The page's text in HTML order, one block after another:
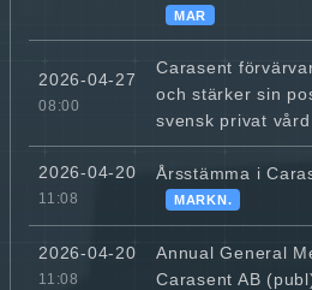
MAR
2026-04-27
08:00
Carasent
och stärker sin
svensk privat vård
2026-04-20
11:08
Årsstämma i
MARKN.
2026-04-20
11:08
Annual General
Carasent AB